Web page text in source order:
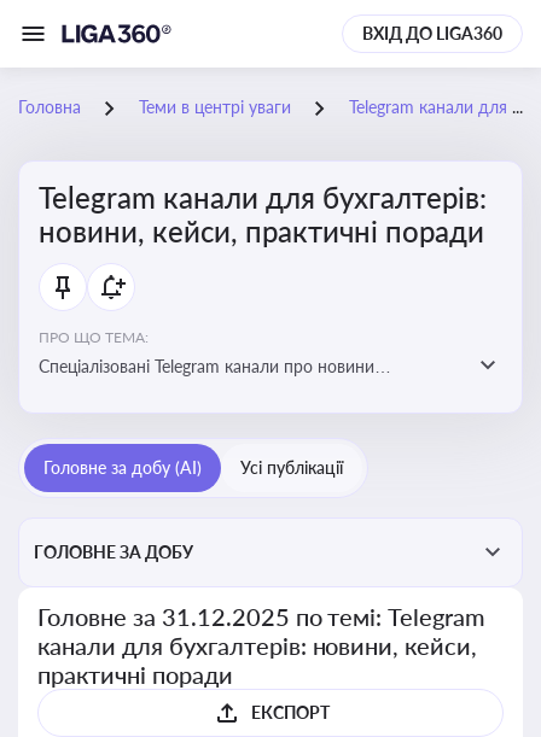
ВХІД ДО LIGA360
Головна Теми в центрі уваги Telegram канали для бухгалтерів: новини, кейси, практичні поради
Telegram канали для бухгалтерів:
новини, кейси, практичні поради
ПРО ЩО ТЕМА:
Спеціалізовані Telegram канали про новини
корисні лайфхаки для ведення бухгалтерії
Головне за добу (AI) Усі публікації
ГОЛОВНЕ ЗА ДОБУ
Головне за 31.12.2025 по темі: Telegram
канали для бухгалтерів: новини, кейси,
практичні поради
ЕКСПОРТ